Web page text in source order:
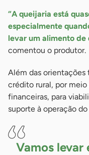
“A queijaria está
especialmente
levar um alimento de
comentou o produtor.
Além das orientações
crédito rural, por
financeiras, para
suporte à operação
Vamos levar